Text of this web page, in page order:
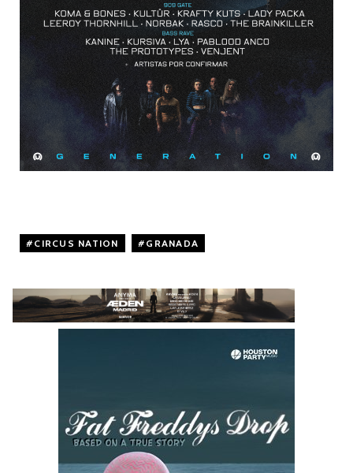
CIRCUS NATION GRANADA